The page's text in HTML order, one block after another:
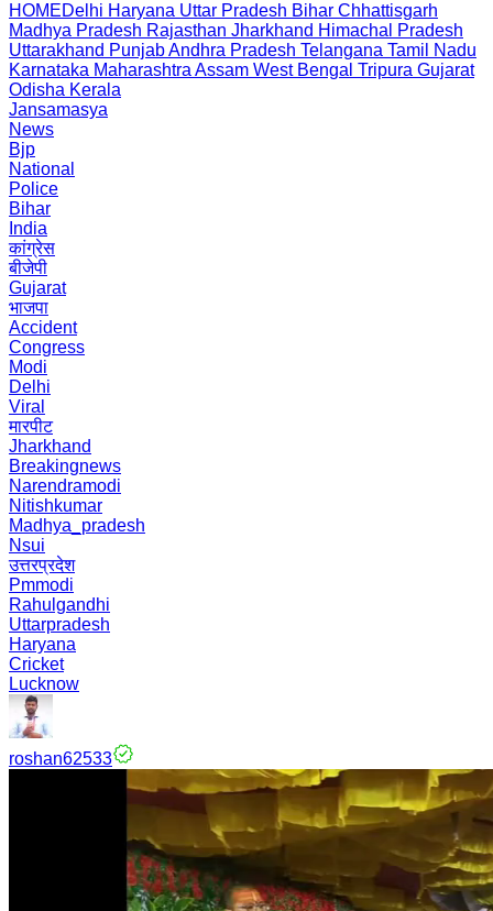
HOMEDelhi Haryana Uttar Pradesh Bihar Chhattisgarh
Madhya Pradesh Rajasthan Jharkhand Himachal Pradesh
Uttarakhand PunjabAndhra Pradesh Telangana Tamil Nadu
Karnataka Maharashtra Assam West Bengal Tripura Gujarat
Odisha Kerala
Jansamasya
News
Bjp
National
Police
Bihar
India
कांग्रेस
बीजेपी
Gujarat
भाजपा
Accident
Congress
Modi
Delhi
Viral
मारपीट
Jharkhand
Breakingnews
Narendramodi
Nitishkumar
Madhya_pradesh
Nsui
उत्तरप्रदेश
Pmmodi
Rahulgandhi
Uttarpradesh
Haryana
Cricket
Lucknow
roshan62533